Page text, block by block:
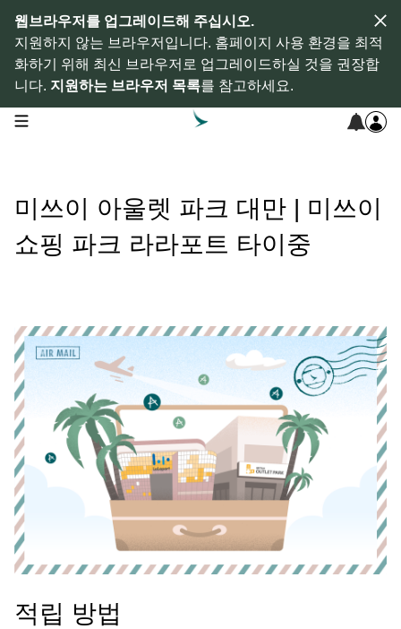
웹브라우저를 업그레이드해 주십시오.
지원하지 않는 브라우저입니다. 홈페이지 사용 환경을 최적
화하기 위해 최신 브라우저로 업그레이드하실 것을 권장합
니다. 지원하는 브라우저 목록를 참고하세요.
open navigation menu
미쓰이 아울렛 파크 대만 | 미쓰이
쇼핑 파크 라라포트 타이중
적립 방법